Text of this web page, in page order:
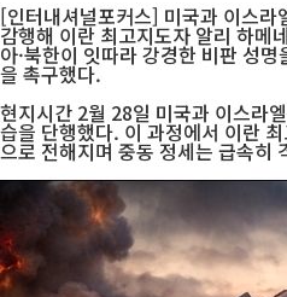
[인터내셔널포커스] 미국과 이스라
감행해 이란 최고지도자 알리 하메
아·북한이 잇따라 강경한 비판 성
을 촉구했다.
현지시간 2월 28일 미국과 이스라
습을 단행했다. 이 과정에서 이란
으로 전해지며 중동 정세는 급속히